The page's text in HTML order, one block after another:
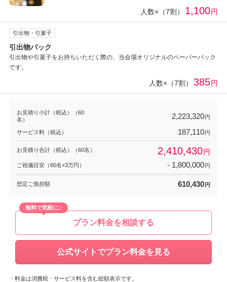
人数×（7割） 1,100円
引出物・引菓子
引出物バック
引出物や引菓子をお持ちいただく際の、当会場オリジナルのペーパーバック
です。
人数×（7割） 385円
お見積り小計（税込）（60
名）
2,223,320円
サービス料（税込） 187,110円
お見積り合計（税込）（60名） 2,410,430円
ご祝儀目安（60名×3万円） - 1,800,000円
想定ご負担額 610,430 円
プラン料金を相談する
無料で気軽に♪
公式サイトでプラン料金を見る
・料金は消費税・サービス料を含む総額表示です。